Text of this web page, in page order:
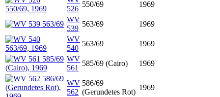
526
550/69
1969
WV
539
563/69
1969
WV
540
563/69
1969
WV
561
585/69 (Cairo) 1969
WV
562
586/69
(Gerundetes Rot)
1969